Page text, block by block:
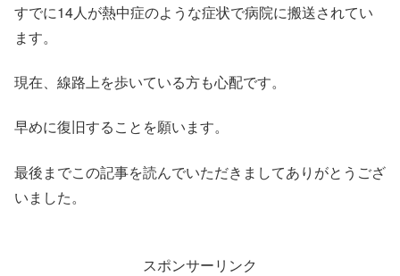
すでに14人が熱中症のような症状で病院に搬送されてい
ます。
現在、線路上を歩いている方も心配です。
早めに復旧することを願います。
最後までこの記事を読んでいただきましてありがとうござ
いました。
スポンサーリンク